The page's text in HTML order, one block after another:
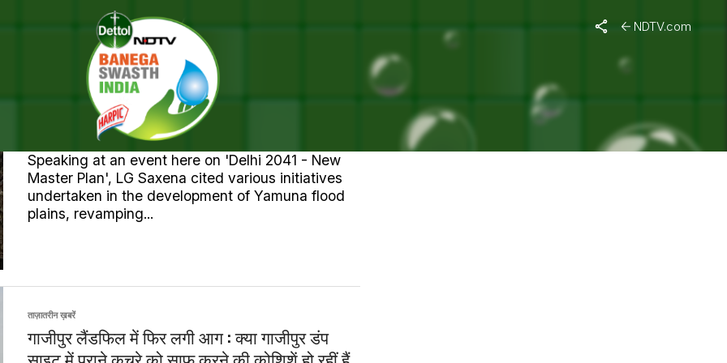
NDTV.com
POSTS TAGGED "LANDFILLS"
THREE LANDFILL SITES IN DELHI TO BE CLEARED IN
18 MONTHS: LT GOVERNOR V K SAXENA
Speaking at an event here on 'Delhi 2041 - New
Master Plan', LG Saxena cited various initiatives
undertaken in the development of Yamuna flood
plains, revamping...
ताज़ातरीन ख़बरें
गाजीपुर लैंडफिल में फिर लगी आग : क्या गाजीपुर डंप